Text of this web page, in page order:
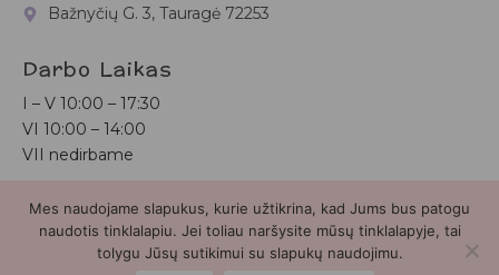
Bažnyčių G. 3, Tauragė 72253
Darbo Laikas
I – V 10:00 – 17:30
VI 10:00 – 14:00
VII nedirbame
Bunnytail.lt| Copyright 2026 | Svetainė sukurtaMyra.lt
Mes naudojame slapukus, kurie užtikrina, kad Jums bus patogu
naudotis tinklalapiu. Jei toliau naršysite mūsų tinklalapyje, tai
tolygu Jūsų sutikimui su slapukų naudojimu.